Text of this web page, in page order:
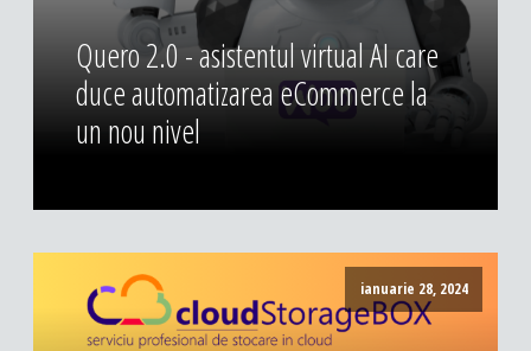
Quero 2.0 - asistentul virtual AI care
duce automatizarea eCommerce la
un nou nivel
ianuarie 28, 2024